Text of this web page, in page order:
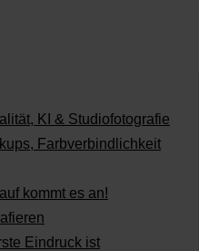
KI & Studiofotografie
Farbverbindlichkeit
kommt es an!
Eindruck ist